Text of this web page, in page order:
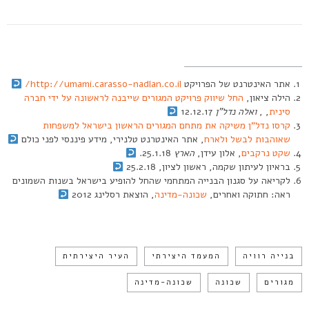
אתר האינטרנט של הפרויקט http://umami.carasso-nadlan.co.il/
הילה ציאון, החל שיווק פרויקט המגורים שייבנה לראשונה על ידי חברה
סינית, , ואלה נדל”ן12.12.17
קרסו נדל”ן משיקה את מתחם המגורים הראשון בישראל למשפחות
שאוהבות לבשל ולארח, אתר האינטרנט טלנירי, מידע פיננסי לפני כולם
שקט נרקבים, אלון עידן,הארץ 25.1.18.
בראיון לעיתון שקמה, ראשון לציון, 25.2.18
לקריאה על סגנון הבנייה המתחמי שהחל להופיע בישראל בשנות השמונים
ראה: חתוקה ואחרים, שכונה-מדינה, הוצאת רסלינג 2012
בנייה רוויה המעמד היצירתי העיר היצירתית
מגורים שכונה שכונה-מדינה